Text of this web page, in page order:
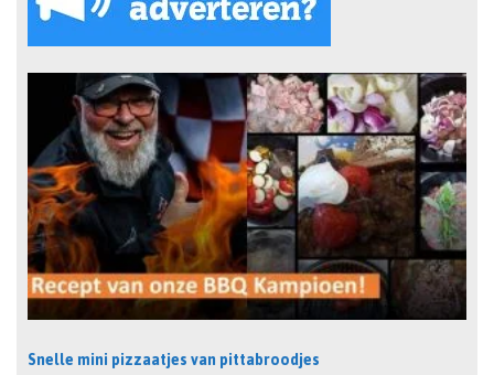
Snelle mini pizzaatjes van pittabroodjes